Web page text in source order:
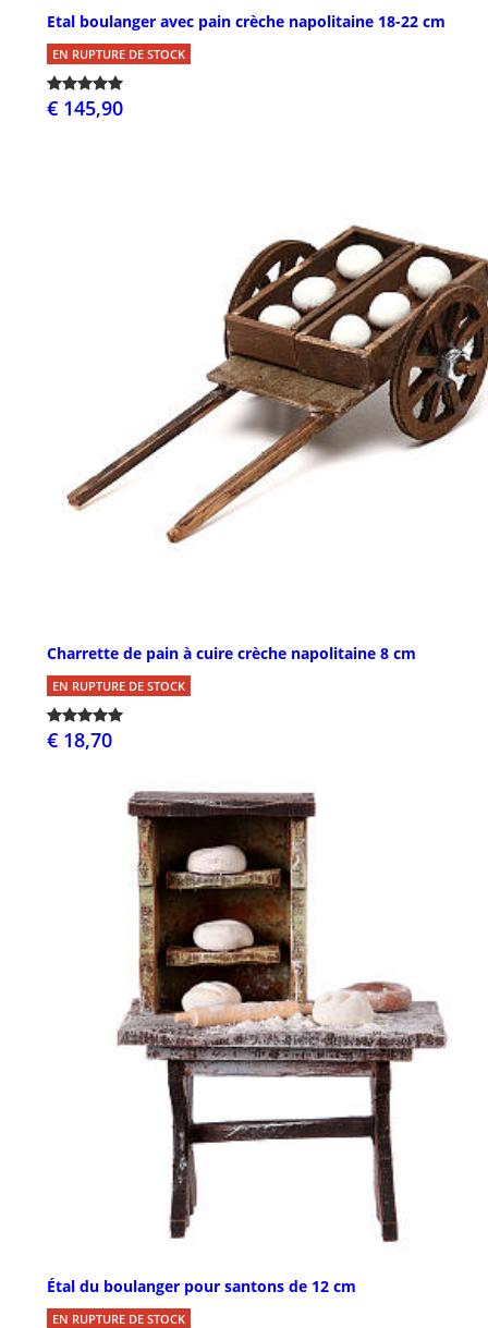
Etal boulanger avec pain crèche napolitaine 18-22 cm
EN RUPTURE DE STOCK
€ 145,90
Charrette de pain à cuire crèche napolitaine 8 cm
EN RUPTURE DE STOCK
€ 18,70
Étal du boulanger pour santons de 12 cm
EN RUPTURE DE STOCK